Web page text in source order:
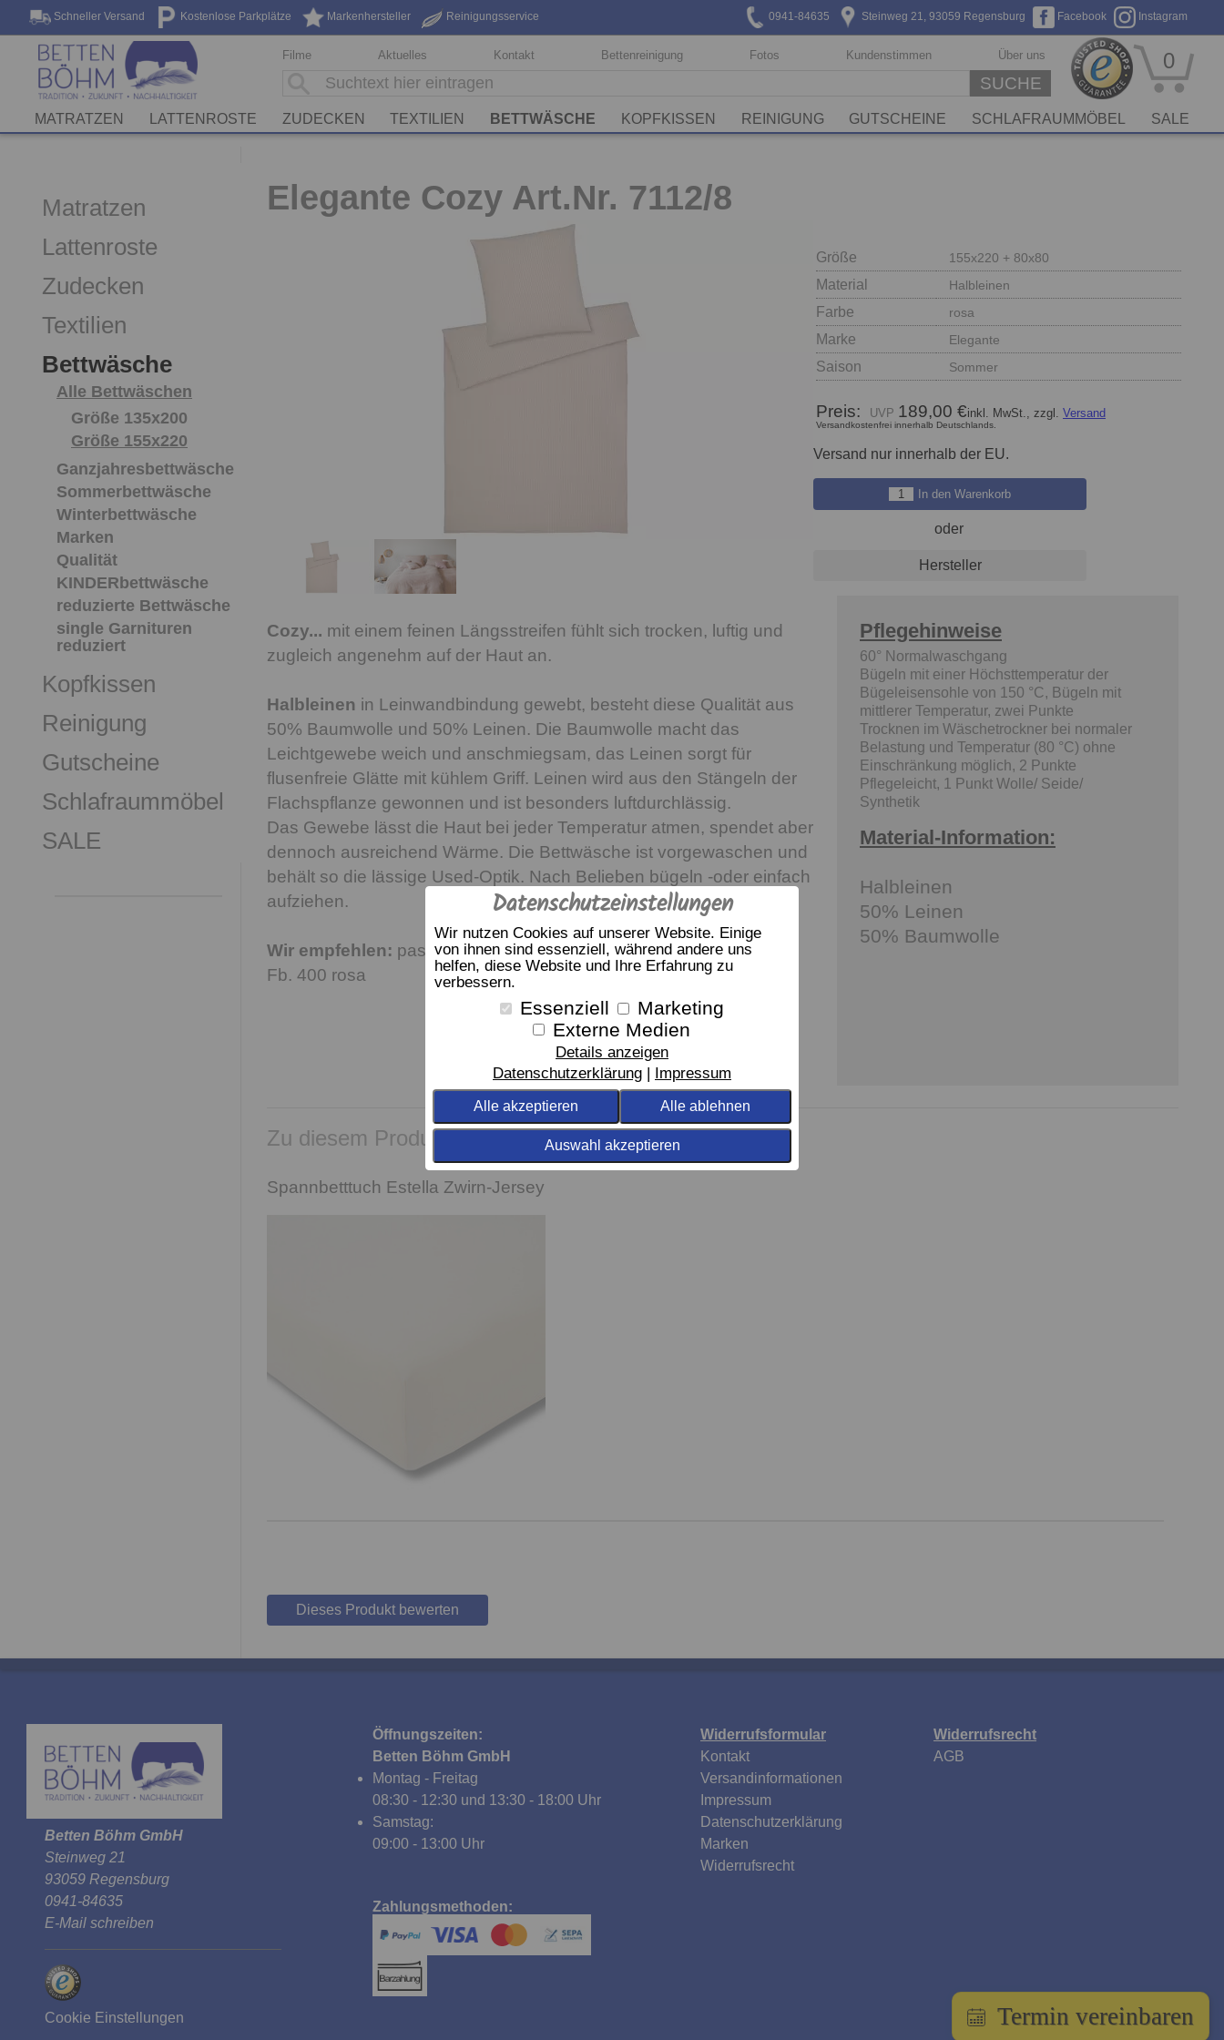
Datenschutzeinstellungen
Wir nutzen Cookies auf unserer Website. Einige
von ihnen sind essenziell, während andere uns
helfen, diese Website und Ihre Erfahrung zu
verbessern.
Essenziell
Marketing
Externe Medien
Details anzeigen
Datenschutzerklärung
Impressum
Alle akzeptieren Alle ablehnen
Auswahl akzeptieren
Schneller Versand Kostenlose Parkplätze Markenhersteller Reinigungsservice Instagram
Facebook
Steinweg 21, 93059 Regensburg
0941-84635
Filme Aktuelles Kontakt Bettenreinigung Fotos Kundenstimmen Über uns
SUCHE
0
MATRATZEN LATTENROSTE ZUDECKEN TEXTILIEN BETTWÄSCHE KOPFKISSEN REINIGUNG GUTSCHEINE SCHLAFRAUMMÖBEL SALE
Matratzen
Lattenroste
Zudecken
Textilien
Bettwäsche
Alle Bettwäschen
Größe 135x200
Größe 155x220
Ganzjahresbettwäsche
Sommerbettwäsche
Winterbettwäsche
Marken
Qualität
KINDERbettwäsche
reduzierte Bettwäsche
single Garnituren
reduziert
Kopfkissen
Reinigung
Gutscheine
Schlafraummöbel
SALE
Elegante Cozy Art.Nr. 7112/8
Größe 155x220 + 80x80
Material Halbleinen
Farbe rosa
Marke Elegante
Saison Sommer
Preis: 189,00 €inkl. MwSt., zzgl. Versand
Versandkostenfrei innerhalb Deutschlands.
Versand nur innerhalb der EU.
In den Warenkorb
oder
Hersteller
Cozy... mit einem feinen Längsstreifen fühlt sich trocken, luftig und
zugleich angenehm auf der Haut an.
Halbleinen in Leinwandbindung gewebt, besteht diese Qualität aus
50% Baumwolle und 50% Leinen. Die Baumwolle macht das
Leichtgewebe weich und anschmiegsam, das Leinen sorgt für
flusenfreie Glätte mit kühlem Griff. Leinen wird aus den Stängeln der
Flachspflanze gewonnen und ist besonders luftdurchlässig.
Das Gewebe lässt die Haut bei jeder Temperatur atmen, spendet aber
dennoch ausreichend Wärme. Die Bettwäsche ist vorgewaschen und
behält so die lässige Used-Optik. Nach Belieben bügeln -oder einfach
aufziehen.
Wir empfehlen: passendes Spannbetttuch Estella Zwirn-Jersey
Fb. 400 rosa
Pflegehinweise
60° Normalwaschgang
Bügeln mit einer Höchsttemperatur der
Bügeleisensohle von 150 °C, Bügeln mit
mittlerer Temperatur, zwei Punkte
Trocknen im Wäschetrockner bei normaler
Belastung und Temperatur (80 °C) ohne
Einschränkung möglich, 2 Punkte
Pflegeleicht, 1 Punkt Wolle/ Seide/
Synthetik
Material-Information:
Halbleinen
50% Leinen
50% Baumwolle
Zu diesem Produkt empfehlen wir
Spannbetttuch Estella Zwirn-Jersey
Dieses Produkt bewerten
Betten Böhm GmbH
Steinweg 21
93059 Regensburg
0941-84635
E-Mail schreiben
Cookie Einstellungen
Öffnungszeiten:
Betten Böhm GmbH
Montag - Freitag
08:30 - 12:30 und 13:30 - 18:00 Uhr
Samstag:
09:00 - 13:00 Uhr
Zahlungsmethoden:
Widerrufsformular
Kontakt
Versandinformationen
Impressum
Datenschutzerklärung
Marken
Widerrufsrecht
Widerrufsrecht
AGB
Termin vereinbaren